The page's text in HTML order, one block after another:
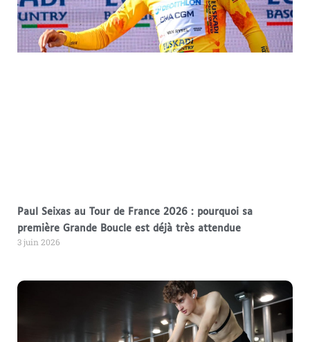
Paul Seixas au Tour de France 2026 : pourquoi sa
première Grande Boucle est déjà très attendue
3 juin 2026